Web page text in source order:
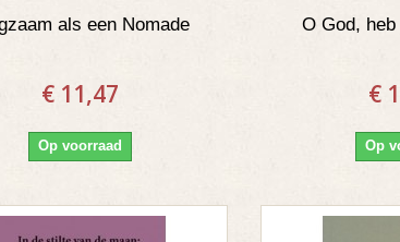
als een Nomade
€ 11,47
Op voorraad
O God,
€
Op